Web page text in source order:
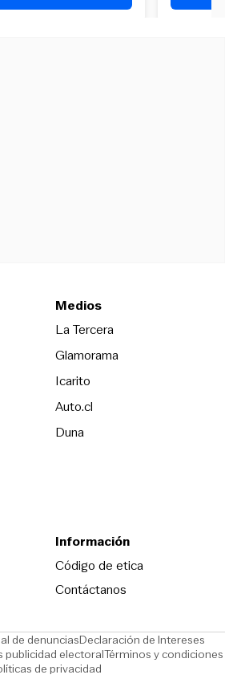
Medios
La TerceraOpens in new
Glamorama
Icarito
Auto.cl
DunaOpens in new window
Información
Código de eticaOpens in new
Contáctanos
de denunciasOpens in new window
Declaración de Intereses
in new window
publicidad electoralOpens in new window
Términos y condiciones
de privacidad